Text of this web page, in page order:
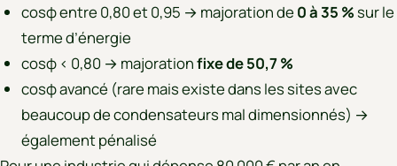
cosφ entre 0,80 et 0,95 → majoration de 0 à 35 %sur le
terme d’énergie
cosφ < 0,80 → majorationfixe de 50,7 %
cosφ avancé (rare mais existe dans les sites avec
beaucoup de condensateurs mal dimensionnés) →
également pénalisé